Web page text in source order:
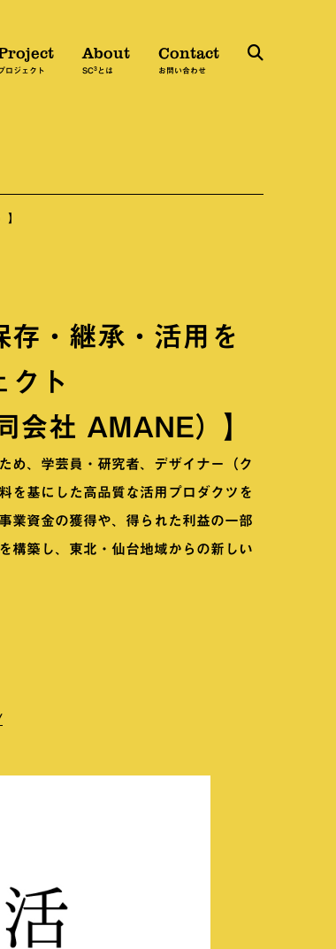
ロジェクト
About
SC3とは
Contact
お問い合わせ
存・継承・活用を
ト
会社 AMANE）】
め、学芸員・研究者、デザイナー（ク
を基にした高品質な活用プロダクツを
業資金の獲得や、得られた利益の一部
構築し、東北・仙台地域からの新しい